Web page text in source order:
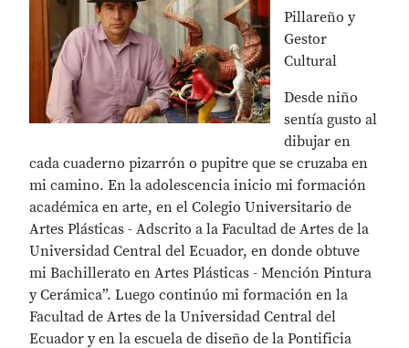
Pillareño y
Gestor
Cultural
Desde niño
sentía gusto al
dibujar en
cada cuaderno pizarrón o pupitre que se cruzaba en
mi camino. En la adolescencia inicio mi formación
académica en arte, en el Colegio Universitario de
Artes Plásticas - Adscrito a la Facultad de Artes de la
Universidad Central del Ecuador, en donde obtuve
mi Bachillerato en Artes Plásticas - Mención Pintura
y Cerámica”. Luego continúo mi formación en la
Facultad de Artes de la Universidad Central del
Ecuador y en la escuela de diseño de la Pontificia